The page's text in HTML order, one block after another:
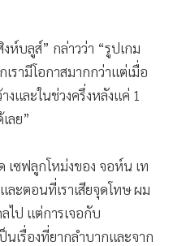
ห์บลูส์” กล่าวว่า “รูปเกม
รามีโอกาสมากกว่าแต่เมื่อ
และในช่วงครึ่งหลังแค่ 1
ลย”
ซฟลูกโหม่งของ จอห์น เท
ะตอนที่เราเสียจุดโทษ ผม
ไป แต่การเจอกับ
เรื่องที่ยากลำบากและจาก